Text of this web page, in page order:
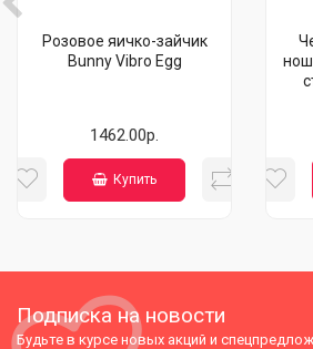
Розовое яичко-зайчик
Bunny Vibro Egg
1462.00р.
Купить
Подписка на новости
Будьте в курсе новых акций и